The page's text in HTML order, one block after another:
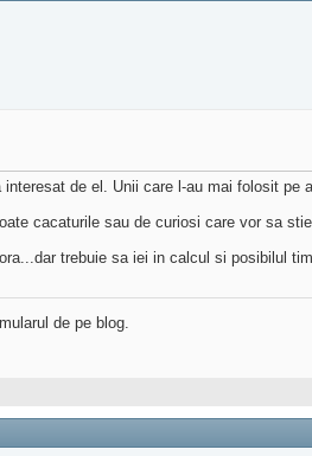
de el. Unii care l-au mai folosit
cacaturile sau de curiosi care vor sa
trebuie sa iei in calcul si posibilul
de pe blog.